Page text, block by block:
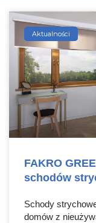
Aktualności
FAKRO
schodów
Schody
domów z